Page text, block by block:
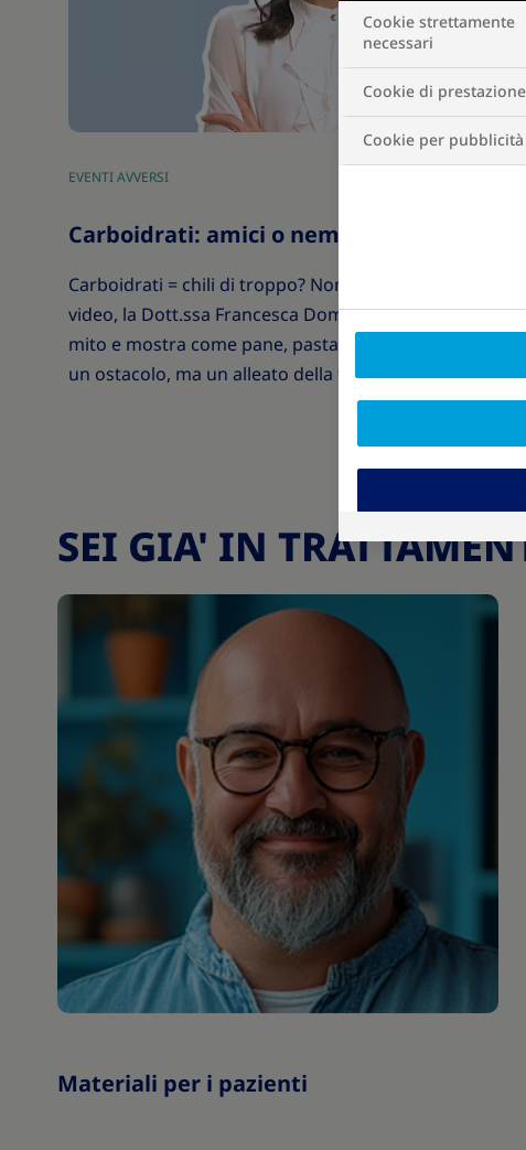
EVENTI AVVERSI
Carboidrati: amici o nemici?
Carboidrati = chili di troppo? Non proprio. In questo
video, la Dott.ssa Francesca Dominici sfata un falso
mito e mostra come pane, pasta e cereali non siano
un ostacolo, ma un alleato della forma fisica.
SEI GIA' IN
Materiali per i pazienti
Cookie strettamente
necessari
Cookie di prestazione
Cookie per